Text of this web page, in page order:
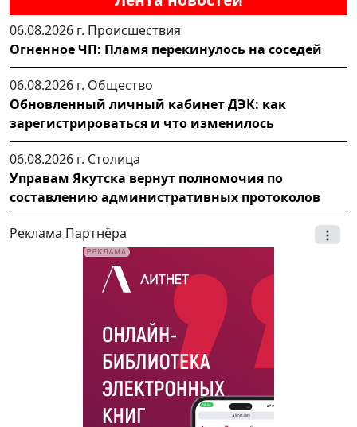
06.08.2026 г. Происшествия
Огненное ЧП: Пламя перекинулось на соседей
06.08.2026 г. Общество
Обновленный личный кабинет ДЭК: как
зарегистрироваться и что изменилось
06.08.2026 г. Столица
Управам Якутска вернут полномочия по
составлению административных протоколов
Реклама Партнёра